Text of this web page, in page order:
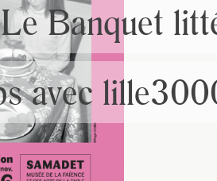
Le Banquet
avec
notre lettre d’info avec une